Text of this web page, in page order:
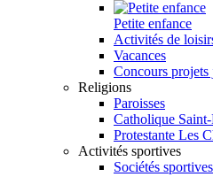
Petite enfance
Activités de
Vacances
Concours projets
Religions
Paroisses
Catholique
Protestante Les
Activités sportives
Sociétés sportives